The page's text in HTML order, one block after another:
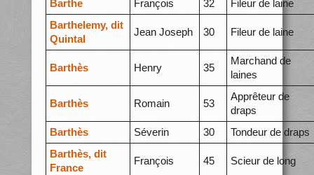
Barthe
François 32
Fileur de laine
Barthelemy, dit
Quintal
Jean Joseph 30 Fileur de laine
Barthès Henry 35
Marchand de
laines
Barthès Romain 53
Apprêteur de
draps
Barthès
Séverin 30
Tondeur de draps
Barthès, dit
France
François 45 Scieur de long